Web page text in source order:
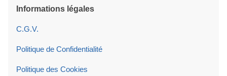
Informations légales
C.G.V.
Politique de Confidentialité
Politique des Cookies